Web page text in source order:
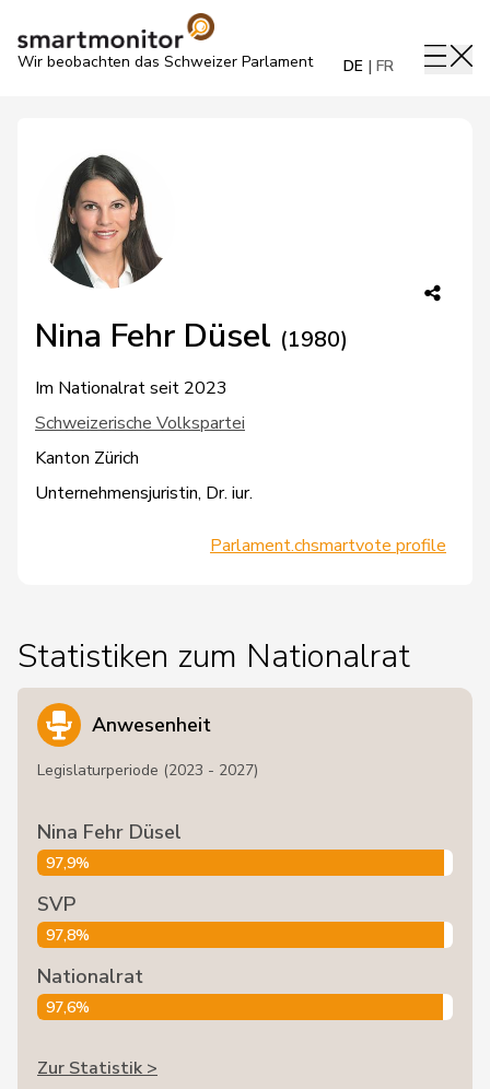
Wir beobachten das Schweizer Parlament DE FR
Nina Fehr Düsel (1980)
Im Nationalrat seit 2023
Schweizerische Volkspartei
Kanton Zürich
Unternehmensjuristin, Dr. iur.
Parlament.chsmartvote profile
Statistiken zum Nationalrat
Anwesenheit
Legislaturperiode (2023 - 2027)
Nina Fehr Düsel
97,9%
SVP
97,8%
Nationalrat
97,6%
Zur Statistik >